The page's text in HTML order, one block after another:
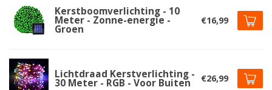
Kerstboomverlichting - 10
Meter - Zonne-energie -
Groen
€16,99
Lichtdraad Kerstverlichting -
30 Meter - RGB - Voor Buiten €26,99